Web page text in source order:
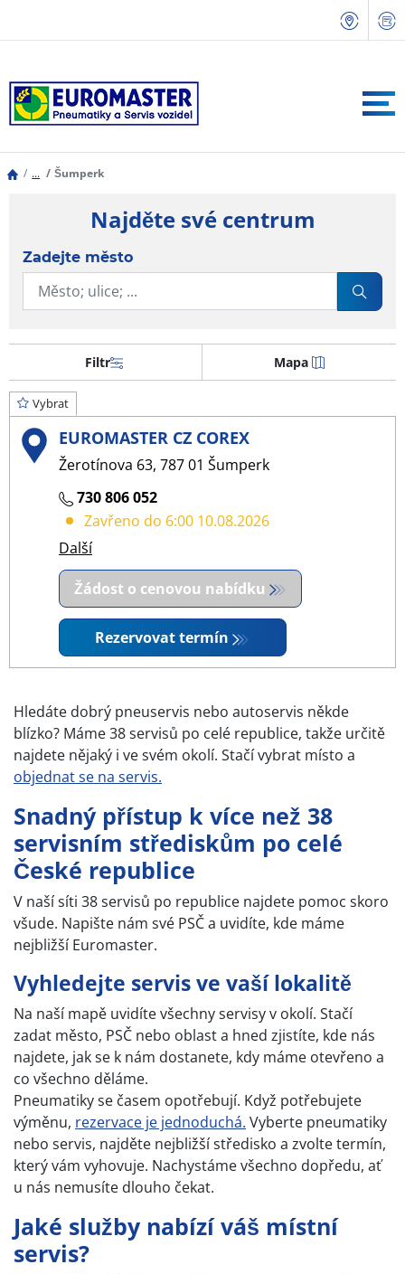
... Šumperk
Najděte své centrum
Zadejte město
Filtr Mapa
Vybrat
EUROMASTER CZ COREX
Žerotínova 63, 787 01 Šumperk
730 806 052
Zavřeno do 6:00 10.08.2026
Další
Žádost o cenovou nabídku
Rezervovat termín
Hledáte dobrý pneuservis nebo autoservis někde
blízko? Máme 38 servisů po celé republice, takže určitě
najdete nějaký i ve svém okolí. Stačí vybrat místo a
objednat se na servis.
Snadný přístup k více než 38
servisním střediskům po celé
České republice
V naší síti 38 servisů po republice najdete pomoc skoro
všude. Napište nám své PSČ a uvidíte, kde máme
nejbližší Euromaster.
Vyhledejte servis ve vaší lokalitě
Na naší mapě uvidíte všechny servisy v okolí. Stačí
zadat město, PSČ nebo oblast a hned zjistíte, kde nás
najdete, jak se k nám dostanete, kdy máme otevřeno a
co všechno děláme.
Pneumatiky se časem opotřebují. Když potřebujete
výměnu, rezervace je jednoduchá. Vyberte pneumatiky
nebo servis, najděte nejbližší středisko a zvolte termín,
který vám vyhovuje. Nachystáme všechno dopředu, ať
u nás nemusíte dlouho čekat.
Jaké služby nabízí váš místní
servis?